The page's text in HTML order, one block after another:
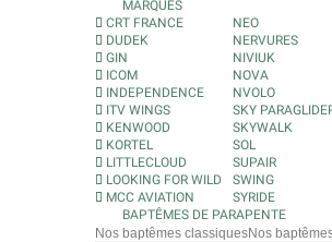
MARQUES
CRT FRANCE
DUDEK
GIN
ICOM
INDEPENDENCE
ITV WINGS
KENWOOD
KORTEL
LITTLECLOUD
LOOKING FOR WILD
MCC AVIATION
NEO
NERVURES
NIVIUK
NOVA
NVOLO
SKY
SKYWALK
SOL
SUPAIR
SWING
SYRIDE
BAPTÊMES DE PARAPENTE
Nos baptêmes classiquesNos